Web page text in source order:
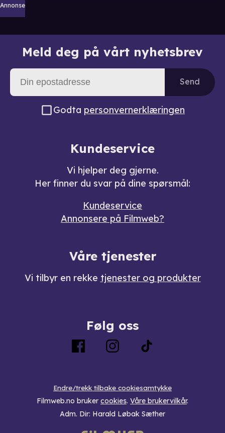
Annonse
Meld deg på vårt nyhetsbrev
Send
Godta personvernerklæringen
Kundeservice
Vi hjelper deg gjerne.
Her finner du svar på dine spørsmål:
Kundeservice
Annonsere på Filmweb?
Våre tjenester
Vi tilbyr en rekke tjenester og produkter
Følg oss
Endre/trekk tilbake cookiesamtykke
Filmweb.no bruker cookies. Våre brukervilkår.
Adm. Dir: Harald Løbak Sæther